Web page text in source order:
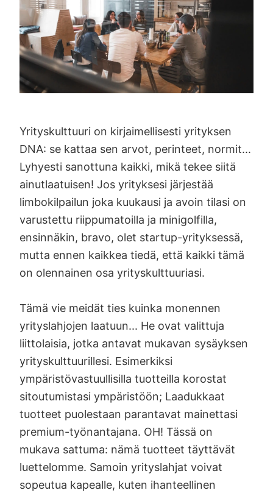
Yrityskulttuuri on kirjaimellisesti yrityksen
DNA: se kattaa sen arvot, perinteet, normit...
Lyhyesti sanottuna kaikki, mikä tekee siitä
ainutlaatuisen! Jos yrityksesi järjestää
limbokilpailun joka kuukausi ja avoin tilasi on
varustettu riippumatoilla ja minigolfilla,
ensinnäkin, bravo, olet startup-yrityksessä,
mutta ennen kaikkea tiedä, että kaikki tämä
on olennainen osa yrityskulttuuriasi.
Tämä vie meidät ties kuinka monennen
yrityslahjojen laatuun... He ovat valittuja
liittolaisia, jotka antavat mukavan sysäyksen
yrityskulttuurillesi. Esimerkiksi
ympäristövastuullisilla tuotteilla korostat
sitoutumistasi ympäristöön; Laadukkaat
tuotteet puolestaan parantavat mainettasi
premium-työnantajana. OH! Tässä on
mukava sattuma: nämä tuotteet täyttävät
luettelomme. Samoin yrityslahjat voivat
sopeutua kapealle, kuten ihanteellinen